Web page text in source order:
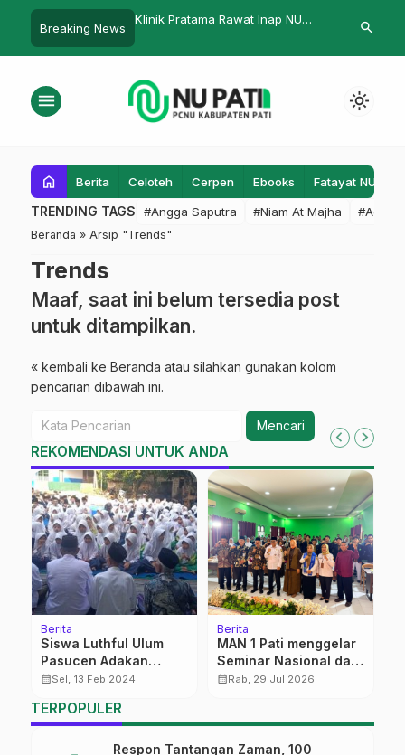
Breaking News
Tancapkan 8000
Klinik Pratama Rawat Inap NU
Relawan
Jejak
search
menu light_mode
home Berita Celoteh Cerpen Ebooks Fatayat NU
TRENDING TAGS #Angga Saputra #Niam At Majha #Admin
Beranda » Arsip "Trends"
Trends
Maaf, saat ini belum tersedia post
untuk ditampilkan.
« kembali ke Beranda atau silahkan gunakan kolom
pencarian dibawah ini.
Mencari
REKOMENDASI UNTUK ANDA
Berita
Siswa Luthful Ulum
Pasucen Adakan
Istigasah Pemilu
calendar_monthSel, 13 Feb 2024
Berita
MAN 1 Pati menggelar
Seminar Nasional dan
Deklarasi Madrasah
calendar_monthRab, 29 Jul 2026
TERPOPULER
Respon Tantangan Zaman, 100